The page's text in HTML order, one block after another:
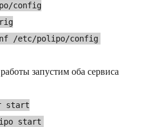
config
/etc/polipo/config
запустим оба сервиса
start
start